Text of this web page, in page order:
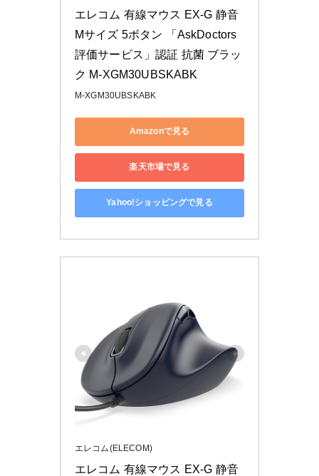
エレコム 有線マウス EX-G 静音
Mサイズ 5ボタン 「AskDoctors
評価サービス」認証 抗菌 ブラッ
ク M-XGM30UBSKABK
M-XGM30UBSKABK
Amazonで見る
楽天市場で見る
Yahoo!ショッピングで見る
エレコム(ELECOM)
エレコム 有線マウス EX-G 静音